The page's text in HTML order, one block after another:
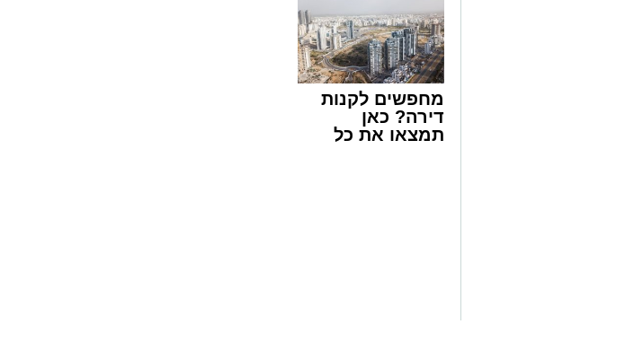
'איזה כיף שיש את ידידים'. אין תחושה מספקת וממלאת מזו".
בעקבות האירוע, בארגון "ידידים" שבים ופונים להורים בקריאה חד-משמעית להקפיד
לשאת עליהם את מפתח הרכב בכל רגע נתון ולא להשאירו בידי ילדים קטנים ללא
השגחה. במקרה חירום של נעילת רכב, יש ליצור קשר מיידי עם מוקד ידידים בטלפון
1230(ללא כוכבית).
מעוניינים להגיב? לדווח ? צרו איתנו קשר במייל -
לכם
מחפשים לקנות
דירה? כאן
תמצאו את כל